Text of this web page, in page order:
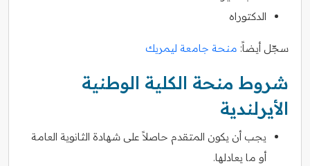
الدكتوراه
سجّل أيضاً: منحة جامعة ليمريك
شروط منحة الكلية الوطنية
الأيرلندية
يجب أن يكون المتقدم حاصلاً على شهادة الثانوية العامة
أو ما يعادلها.